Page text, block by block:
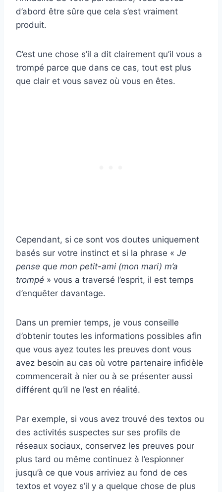
d’abord être sûre que cela s’est vraiment
produit.
C’est une chose s’il a dit clairement qu’il vous a
trompé parce que dans ce cas, tout est plus
que clair et vous savez où vous en êtes.
Cependant, si ce sont vos doutes uniquement
basés sur votre instinct et si la phrase « Je
pense que mon petit-ami (mon mari) m’a
trompé » vous a traversé l’esprit, il est temps
d’enquêter davantage.
Dans un premier temps, je vous conseille
d’obtenir toutes les informations possibles afin
que vous ayez toutes les preuves dont vous
avez besoin au cas où votre partenaire infidèle
commencerait à nier ou à se présenter aussi
différent qu’il ne l’est en réalité.
Par exemple, si vous avez trouvé des textos ou
des activités suspectes sur ses profils de
réseaux sociaux, conservez les preuves pour
plus tard ou même continuez à l’espionner
jusqu’à ce que vous arriviez au fond de ces
textos et voyez s’il y a quelque chose de plus